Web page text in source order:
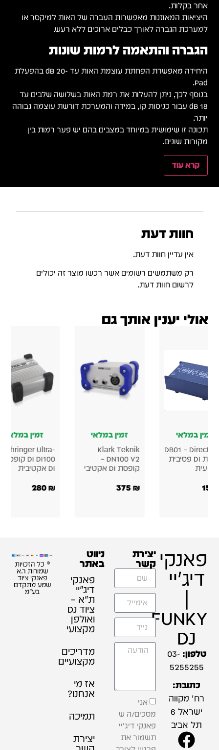
אחר בקלות.
היציאות המאוזנות מאפשרות העברה של האות למיקסר או
למערכת הגברה לאורך כבלים ארוכים ללא רעש.
הגברה והתאמה לרמות שונות
היחידה מאפשרת הפחתת עוצמת האות עד -20 dB בהפעלת
Pad.
בנוסף לכך, ניתן להעלות את רמת האות בשלושה שלבים עד
18 dB עבור כניסות קו, במידה והמערכת דורשת עוצמה גבוהה
יותר.
תכונה זו שימושית במיוחד במצבים בהם יש פער רמות בין
מקורות שונים.
קרא עוד
חוות דעת
אין עדיין חוות דעת.
רק משתמשים רשומים אשר רכשו מוצר זה יכולים
לרשום חוות דעת.
אולי יענין אותך גם
זמין במלאי
DB01 – Direct
קופסת DI פסיבית
זמין במלאי
Klark Teknik
DN100 V2 –
קופסת DI אקטיבי
₪
375
זמין במלאי
Behringer Ultra-
DI DI100 קופסת
DI אקטיבית
₪
280
פאנקי
דיג'יי
|
FUNKY
DJ
טלפון: 03-
5255255
כתובת:
רח' מקווה
ישראל 6
תל אביב
יצירת
קשר
אני
מסכים/ה ש
פאנקי דיג'יי
תשמור את
ניווט
באתר
פאנקי
דיג׳יי
ת"א –
ציוד DJ
ואולפן
מקצועי
מדריכים
מקצועיים
אז מי
אנחנו?
תמיכה
יצירת
© כל הזכויות
שמורות ר.א
פאנקי ציוד
שמע מתקדם
בע"מ